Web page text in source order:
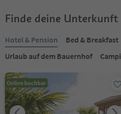
Finde deine
Hotel & Pension
Bed & Breakfast
Urlaub auf dem Bauernhof
Online buchbar